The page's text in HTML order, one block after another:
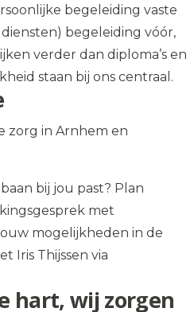
begeleiding vaste
begeleiding vóór,
verder dan diploma’s en
staan bij ons centraal.
zorg in Arnhem en
bij jou past? Plan
met
mogelijkheden in de
Iris Thijssen via
hart, wij zorgen